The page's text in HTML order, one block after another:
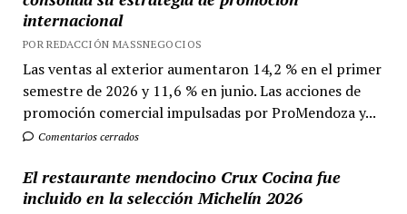
internacional
POR REDACCIÓN MASSNEGOCIOS
Las ventas al exterior aumentaron 14,2 % en el primer
semestre de 2026 y 11,6 % en junio. Las acciones de
promoción comercial impulsadas por ProMendoza y...
Comentarios cerrados
El restaurante mendocino Crux Cocina fue
incluido en la selección Michelín 2026